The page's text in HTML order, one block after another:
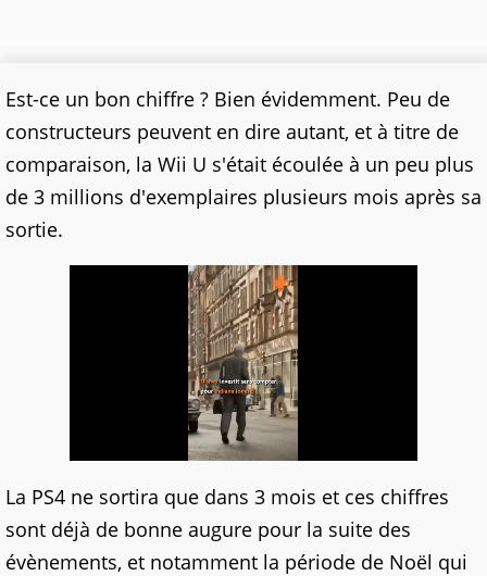
Est-ce un bon chiffre ? Bien évidemment. Peu de
constructeurs peuvent en dire autant, et à titre de
comparaison, la Wii U s'était écoulée à un peu plus
de 3 millions d'exemplaires plusieurs mois après sa
sortie.
La PS4 ne sortira que dans 3 mois et ces chiffres
sont déjà de bonne augure pour la suite des
évènements, et notamment la période de Noël qui